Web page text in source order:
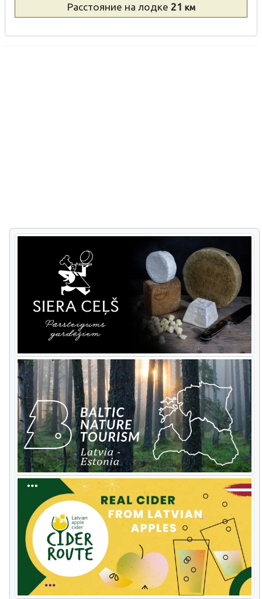
Расстояние на лодке 21 км